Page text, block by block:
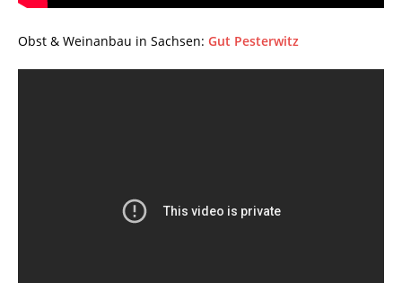
Obst & Weinanbau in Sachsen: Gut Pesterwitz